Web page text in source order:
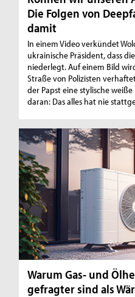
Die Folgen von
damit
In einem Video verkündet
ukrainische Präsident, dass
niederlegt. Auf einem Bild
Straße von Polizisten
der Papst eine stylische
daran: Das alles hat nie
Warum Gas- und
gefragter sind als